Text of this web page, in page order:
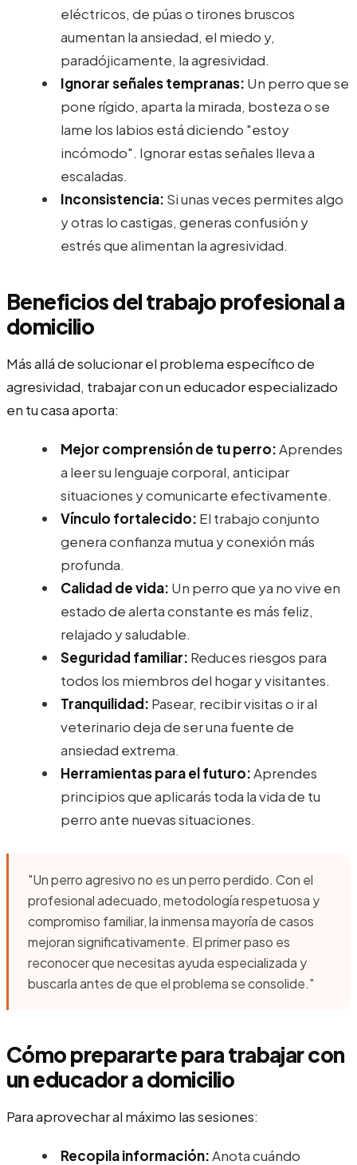
eléctricos, de púas o tirones bruscos
aumentan la ansiedad, el miedo y,
paradójicamente, la agresividad.
Ignorar señales tempranas: Un perro que se
pone rígido, aparta la mirada, bosteza o se
lame los labios está diciendo "estoy
incómodo". Ignorar estas señales lleva a
escaladas.
Inconsistencia: Si unas veces permites algo
y otras lo castigas, generas confusión y
estrés que alimentan la agresividad.
Beneficios del trabajo profesional a
domicilio
Más allá de solucionar el problema específico de
agresividad, trabajar con un educador especializado
en tu casa aporta:
Mejor comprensión de tu perro:Aprendes
a leer su lenguaje corporal, anticipar
situaciones y comunicarte efectivamente.
Vínculo fortalecido: El trabajo conjunto
genera confianza mutua y conexión más
profunda.
Calidad de vida: Un perro que ya no vive en
estado de alerta constante es más feliz,
relajado y saludable.
Seguridad familiar: Reduces riesgos para
todos los miembros del hogar y visitantes.
Tranquilidad: Pasear, recibir visitas o ir al
veterinario deja de ser una fuente de
ansiedad extrema.
Herramientas para el futuro:Aprendes
principios que aplicarás toda la vida de tu
perro ante nuevas situaciones.
"Un perro agresivo no es un perro perdido. Con el
profesional adecuado, metodología respetuosa y
compromiso familiar, la inmensa mayoría de casos
mejoran significativamente. El primer paso es
reconocer que necesitas ayuda especializada y
buscarla antes de que el problema se consolide."
Cómo prepararte para trabajar con
un educador a domicilio
Para aprovechar al máximo las sesiones:
Recopila información:Anota cuándo